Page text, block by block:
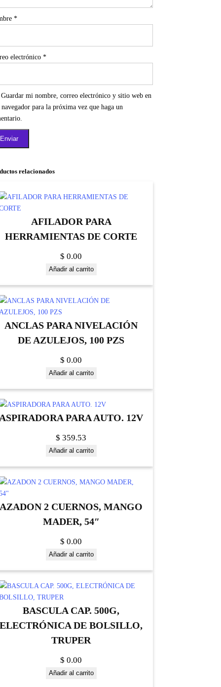
*
electrónico *
Guardar mi nombre, correo electrónico y sitio web en
navegador para la próxima vez que haga un
relacionados
AFILADOR PARA
HERRAMIENTAS DE CORTE
$ 0.00
Añadir al carrito
ANCLAS PARA NIVELACIÓN
DE AZULEJOS, 100 PZS
$ 0.00
Añadir al carrito
PARA AUTO. 12V
$ 359.53
Añadir al carrito
AZADON 2 CUERNOS, MANGO
MADER, 54″
$ 0.00
Añadir al carrito
BASCULA CAP. 500G,
ELECTRÓNICA DE BOLSILLO,
TRUPER
$ 0.00
Añadir al carrito